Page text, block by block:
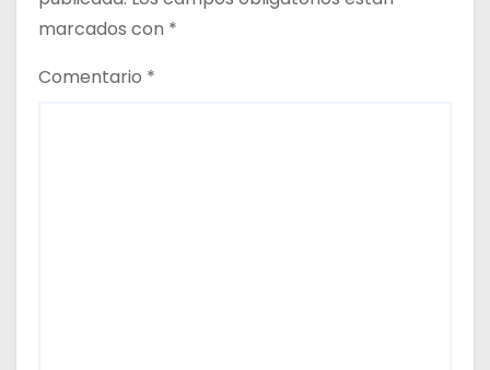
marcados con *
Comentario *